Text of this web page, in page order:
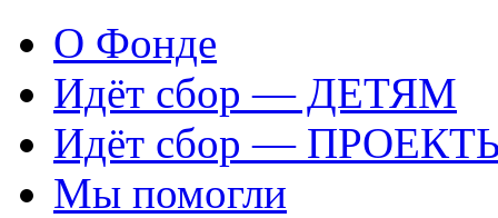
О Фонде
Идёт сбор — ДЕТЯМ
Идёт сбор —
Мы помогли